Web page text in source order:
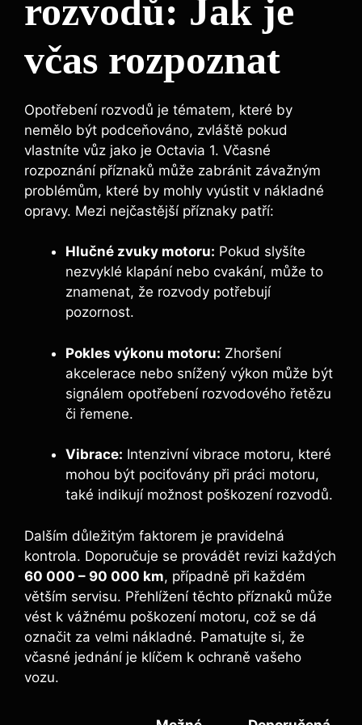
rozvodů: Jak je
včas rozpoznat
Opotřebení rozvodů je tématem, které by
nemělo být podceňováno, zvláště pokud
vlastníte vůz jako je Octavia 1. Včasné
rozpoznání příznaků může zabránit závažným
problémům, které by mohly vyústit v nákladné
opravy. Mezi nejčastější příznaky patří:
Hlučné zvuky motoru: Pokud slyšíte
nezvyklé klapání nebo cvakání, může to
znamenat, že rozvody potřebují
pozornost.
Pokles výkonu motoru: Zhoršení
akcelerace nebo snížený výkon může být
signálem opotřebení rozvodového řetězu
či řemene.
Vibrace: Intenzivní vibrace motoru, které
mohou být pociťovány při práci motoru,
také indikují možnost poškození rozvodů.
Dalším důležitým faktorem je pravidelná
kontrola. Doporučuje se provádět revizi každých
60 000 – 90 000 km, případně při každém
větším servisu. Přehlížení těchto příznaků může
vést k vážnému poškození motoru, což se dá
označit za velmi nákladné. Pamatujte si, že
včasné jednání je klíčem k ochraně vašeho
vozu.